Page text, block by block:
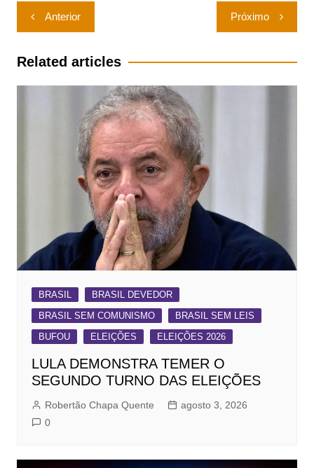
Navegação
de
Post
Anterior Próximo
Related articles
BRASIL
BRASIL DEVEDOR
BRASIL SEM COMUNISMO
BRASIL SEM LEIS
BUFOU
ELEIÇÕES ELEIÇÕES 2026
LULA DEMONSTRA TEMER O
SEGUNDO TURNO DAS ELEIÇÕES
Robertão Chapa Quente
agosto 3, 2026
0